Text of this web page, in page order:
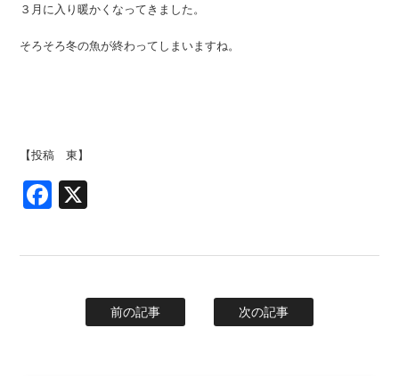
３月に入り暖かくなってきました。
そろそろ冬の魚が終わってしまいますね。
【投稿 東】
Facebook
前の記事 次の記事